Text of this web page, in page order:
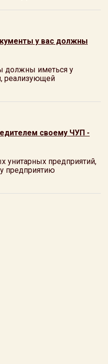
у вас должны
должны иметься у
реализующей
своему ЧУП -
унитарных предприятий,
предприятию